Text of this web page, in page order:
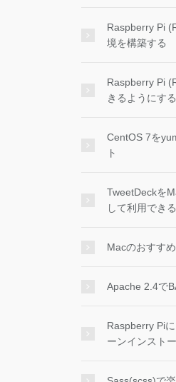
Raspberry Pi
境を構築する
Raspberry Pi
きるようにする
CentOS 7を
ト
TweetDeckを
して利用でき
Macのおすす
Apache 2.4で
Raspberry Pi
ーンインスト